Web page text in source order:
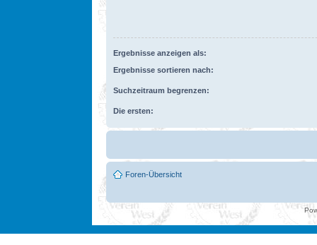
Ergebnisse anzeigen als:
Ergebnisse sortieren nach:
Suchzeitraum begrenzen:
Die ersten:
Foren-Übersicht